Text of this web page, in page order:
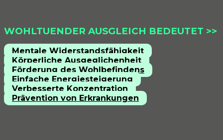
WOHLTUENDER AUSGLEICH BEDEUTET >>
Mentale Widerstandsfähigkeit
Körperliche Ausgeglichenheit
Förderung des Wohlbefindens
Einfache Energiesteigerung
Verbesserte Konzentration
Prävention von Erkrankungen